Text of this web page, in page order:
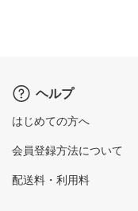
ヘルプ
はじめての方へ
会員登録方法について
配送料・利用料